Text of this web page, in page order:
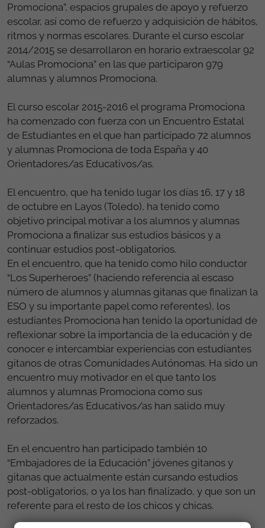
Promociona”, espacios grupales de apoyo y refuerzo
escolar, así como de refuerzo y adquisición de hábitos,
ritmos y normas escolares. Durante el curso escolar
2014/2015 se desarrollaron en horario extraescolar 92
“Aulas Promociona” en las que participaron 979
alumnas y alumnos Promociona.
El curso escolar 2015-2016 el programa Promociona
ha comenzado con fuerza con un Encuentro Estatal
de Estudiantes en el que han participado 72 alumnos
y alumnas Promociona de toda España y 40
Orientadores/as Educativos/as.
El encuentro, que ha tenido lugar los días 16, 17 y 18
de octubre en Layos (Toledo), ha tenido como
objetivo principal motivar a los alumnos y alumnas
Promociona a finalizar sus estudios básicos y a
continuar estudios post-obligatorios.
En el encuentro, que ha tenido como hilo conductor
“Los Superheroes” (haciendo referencia al escaso
número de alumnos y alumnas gitanas que finalizan la
ESO y su importante papel como referentes), los
estudiantes Promociona han tenido la oportunidad de
reflexionar sobre la importancia de la educación y de
conocer e intercambiar experiencias con estudiantes
gitanos de otras Comunidades Autónomas. Ha sido un
encuentro muy motivador en el que tanto los
alumnos y alumnas Promociona como sus
Orientadores/as Educativos/as han salido muy
reforzados.
En el encuentro han participado también 10
“Embajadores de la Educación” jóvenes gitanos y
gitanas que actualmente están cursando estudios
post-obligatorios, o ya los han finalizado, y que son un
referente para el resto de los chicos y chicas.